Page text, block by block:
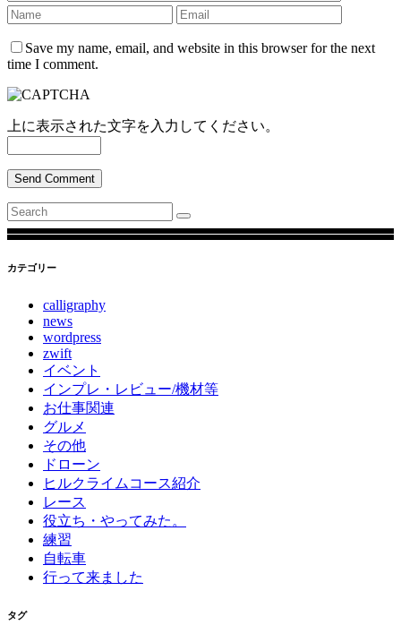
Save my name, email, and website in this browser for the next
time I comment.
上に表示された文字を入力してください。
Send Comment
Search
for:
カテゴリー
calligraphy
news
wordpress
zwift
イベント
インプレ・レビュー/機材等
お仕事関連
グルメ
その他
ドローン
ヒルクライムコース紹介
レース
役立ち・やってみた。
練習
自転車
行って来ました
タグ